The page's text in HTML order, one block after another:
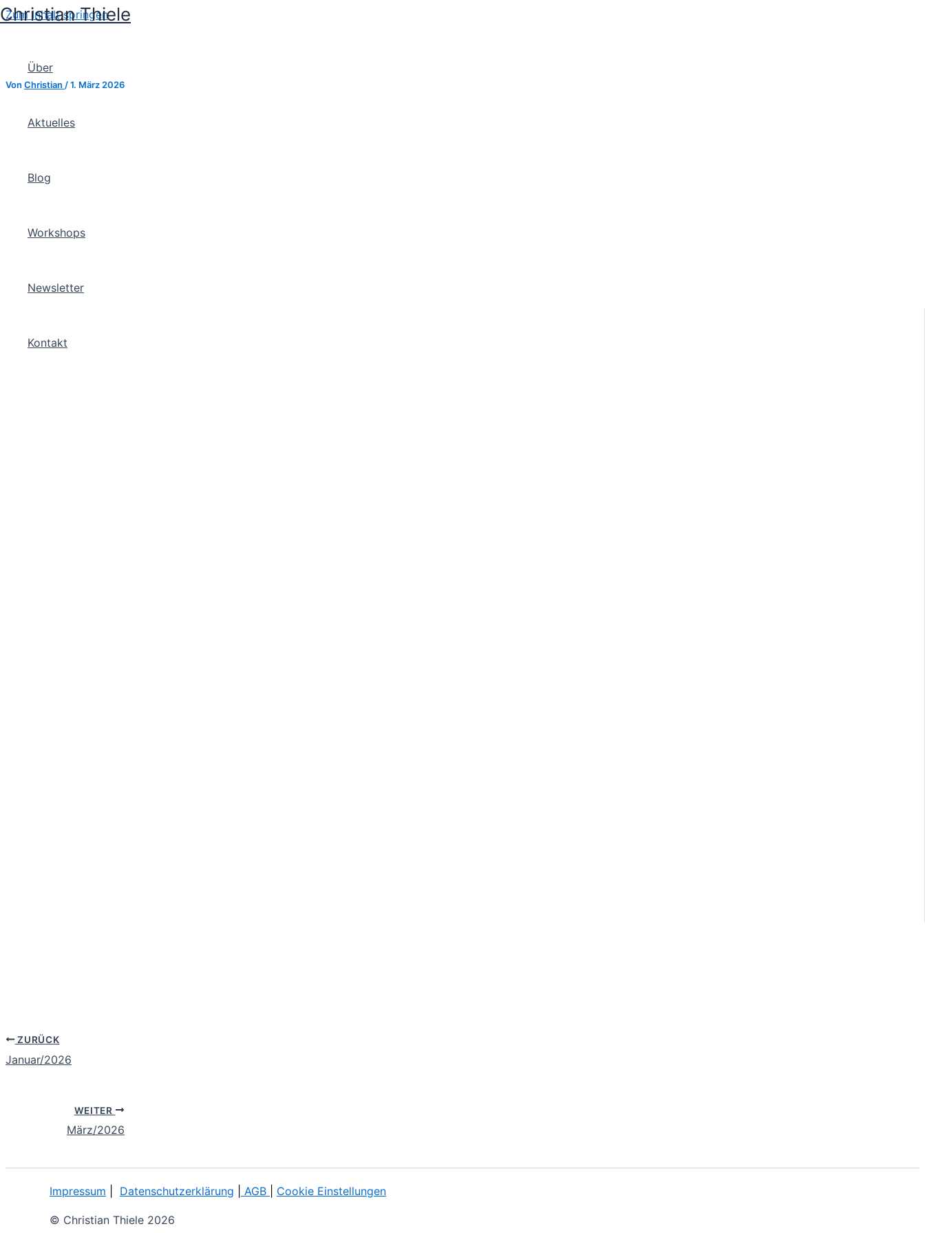
Zum Inhalt springen
Christian Thiele
Über
Aktuelles
Blog
Workshops
Newsletter
Kontakt
Von Christian /1. März 2026
ZURÜCK
Januar/2026
WEITER
März/2026
Impressum Datenschutzerklärung AGB Cookie Einstellungen
© Christian Thiele 2026